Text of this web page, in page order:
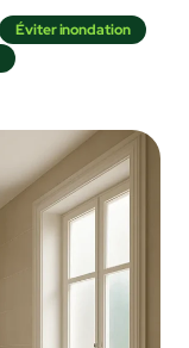
Éviter inondation